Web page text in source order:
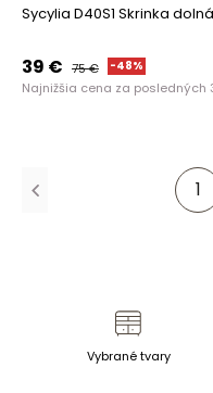
Sycylia D40S1 Skrinka
39 € 75€ -48%
Najnižšia cena za posledných
1
Vybrané tvary